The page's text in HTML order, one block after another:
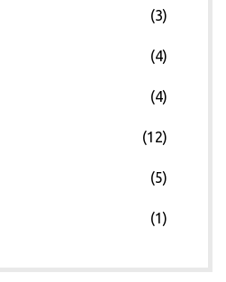
(3)
(4)
(4)
(12)
(5)
(1)